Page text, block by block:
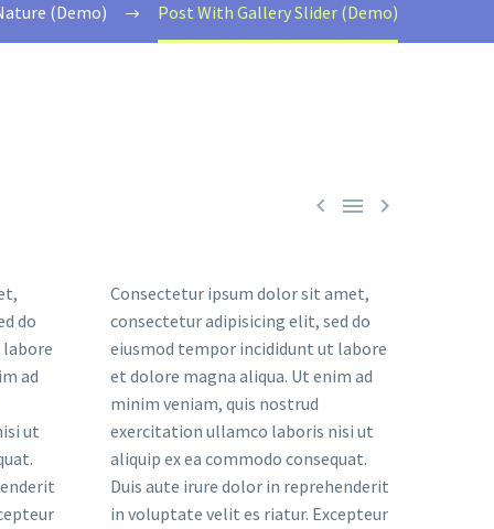
(Demo) Post With Gallery Slider (Demo)
  
do
ad
ut
Consectetur ipsum dolor sit amet,
consectetur adipisicing elit, sed do
eiusmod tempor incididunt ut labore
et dolore magna aliqua. Ut enim ad
minim veniam, quis nostrud
exercitation ullamco laboris nisi ut
aliquip ex ea commodo consequat.
Duis aute irure dolor in reprehenderit
in voluptate velit es riatur. Excepteur